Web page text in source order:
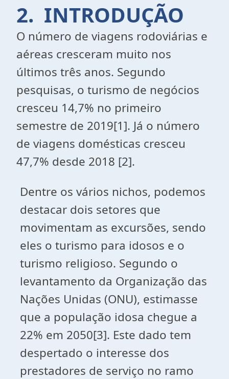
2. INTRODUÇÃO
O número de viagens rodoviárias e
aéreas cresceram muito nos
últimos três anos. Segundo
pesquisas, o turismo de negócios
cresceu 14,7% no primeiro
semestre de 2019[1]. Já o número
de viagens domésticas cresceu
47,7% desde 2018 [2].
Dentre os vários nichos, podemos
destacar dois setores que
movimentam as excursões, sendo
eles o turismo para idosos e o
turismo religioso. Segundo o
levantamento da Organização das
Nações Unidas (ONU), estimasse
que a população idosa chegue a
22% em 2050[3]. Este dado tem
despertado o interesse dos
prestadores de serviço no ramo